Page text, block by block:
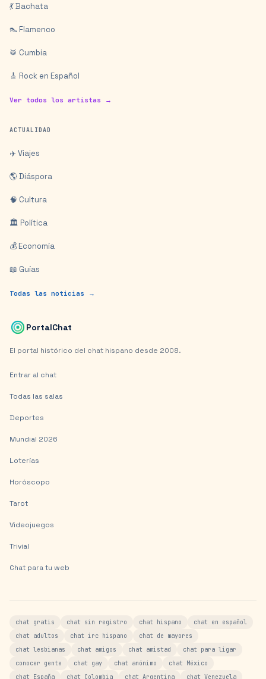
💃 Bachata
👠 Flamenco
🥁 Cumbia
🎸 Rock en Español
Ver todos los artistas →
ACTUALIDAD
✈️ Viajes
🌎 Diáspora
🧠 Cultura
🏛️ Política
💰 Economía
📖 Guías
Todas las noticias →
PortalChat
El portal histórico del chat hispano desde 2008.
Entrar al chat
Todas las salas
Deportes
Mundial 2026
Loterías
Horóscopo
Tarot
Videojuegos
Trivial
Chat para tu web
chat gratis chat sin registro chat hispano
chat en español
chat adultos
chat irc hispano
chat de mayores
chat lesbianas
chat amigos chat amistad
chat para ligar
conocer gente
chat gay chat anónimo
chat México
chat España
chat Colombia chat Argentina chat Venezuela